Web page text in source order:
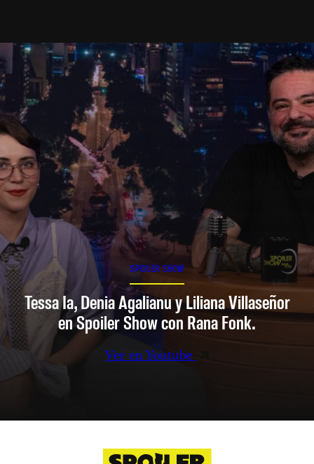
SPOILER SHOW
Tessa Ia, Denia Agalianu y Liliana Villaseñor
en Spoiler Show con Rana Fonk.
Ver en Youtube